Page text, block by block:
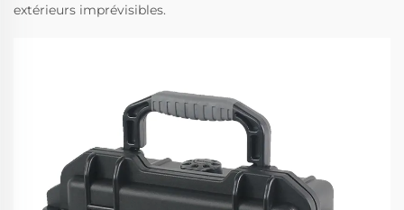
extérieurs imprévisibles.